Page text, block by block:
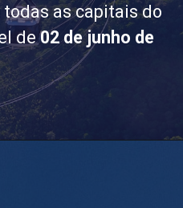
as capitais do
de02 de junho de